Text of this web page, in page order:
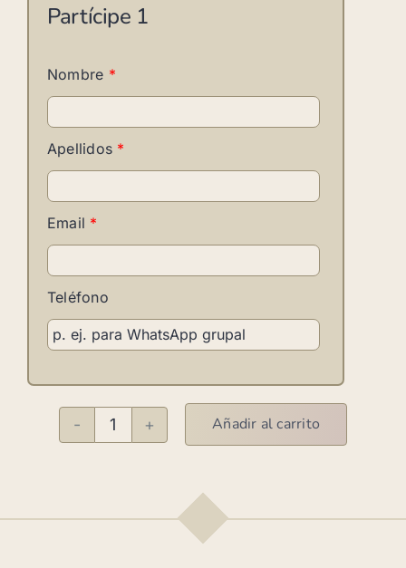
Partícipe 1
Nombre *
Apellidos *
Email *
Teléfono
Shuffle
Añadir al carrito